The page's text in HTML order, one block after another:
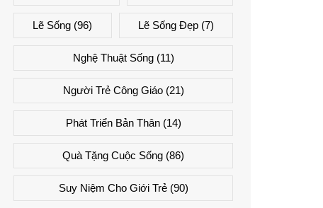
Lẽ Sống (96) Lẽ Sống Đẹp(7)
Nghệ Thuật Sống(11)
Người Trẻ Công Giáo(21)
Phát Triển Bản Thân(14)
Quà Tặng Cuộc Sống (86)
Suy Niệm Cho Giới Trẻ(90)